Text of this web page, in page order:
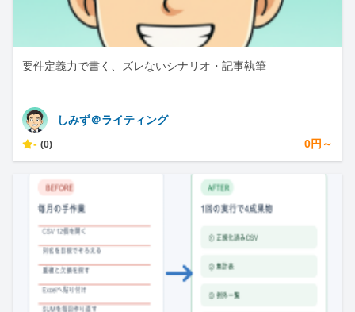
要件定義力で書く、ズレないシナリオ・記事執筆
しみず＠ライティング
- (0) 0円～